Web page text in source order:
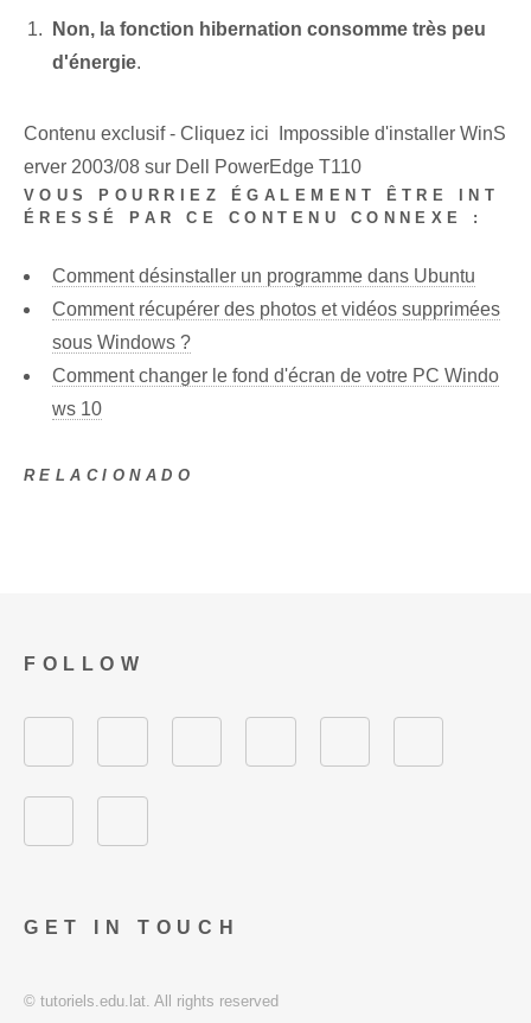
Non, la fonction hibernation consomme très peu
d'énergie.
Contenu exclusif - Cliquez ici Impossible d'installer WinS
erver 2003/08 sur Dell PowerEdge T110
VOUS POURRIEZ ÉGALEMENT ÊTRE INT
ÉRESSÉ PAR CE CONTENU CONNEXE :
Comment désinstaller un programme dans Ubuntu
Comment récupérer des photos et vidéos supprimées
sous Windows ?
Comment changer le fond d'écran de votre PC Windo
ws 10
RELACIONADO
GET IN TOUCH
FOLLOW
© tutoriels.edu.lat. All rights reserved